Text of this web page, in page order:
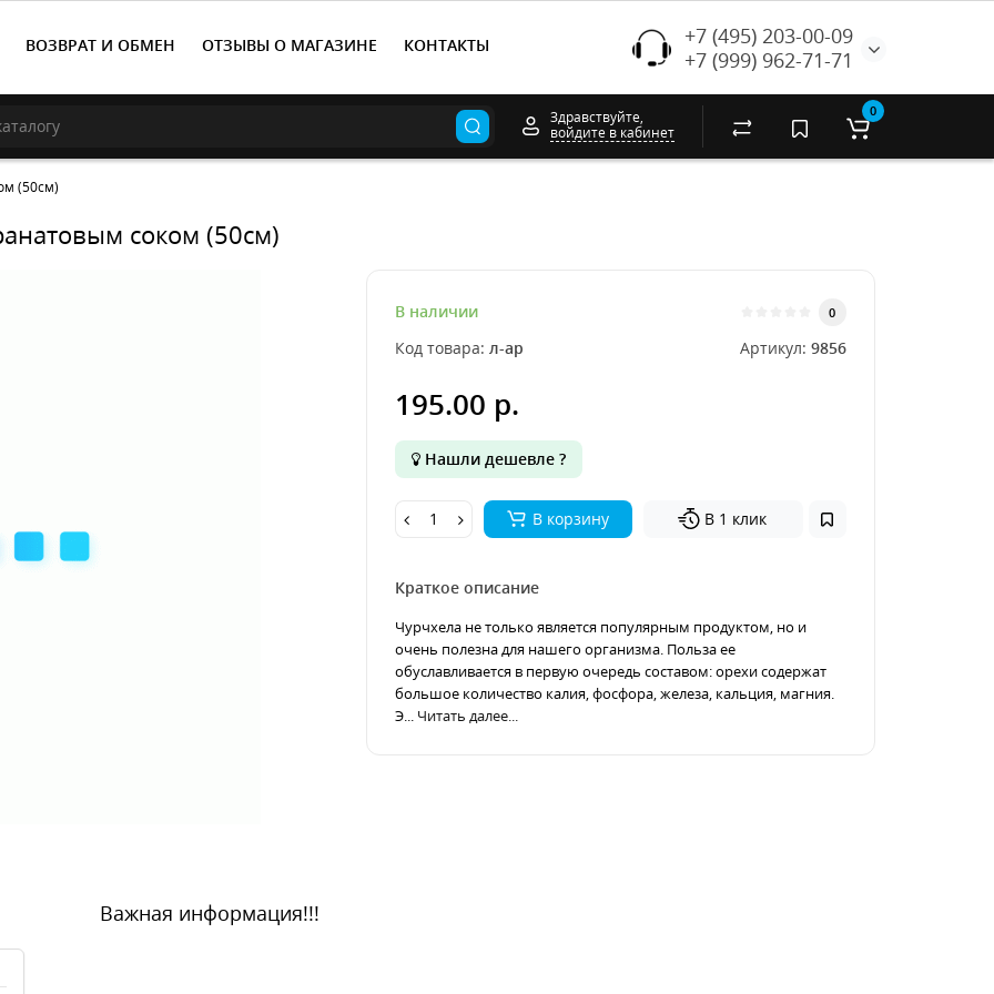
+7 (495) 203-00-09
+7 (999) 962-71-71
ВОЗВРАТ И ОБМЕН ОТЗЫВЫ О МАГАЗИНЕ КОНТАКТЫ
Здравствуйте,
войдите в кабинет
0
(50см)
соком (50см)
В наличии 0
Код товара: л-ар Артикул: 9856
195.00 р.
Нашли дешевле ?
В корзину В 1 клик
Краткое описание
Чурчхела не только является популярным продуктом, но и
очень полезна для нашего организма. Польза ее
обуславливается в первую очередь составом: орехи содержат
большое количество калия, фосфора, железа, кальция, магния.
Э... Читать далее...
Важная информация!!!